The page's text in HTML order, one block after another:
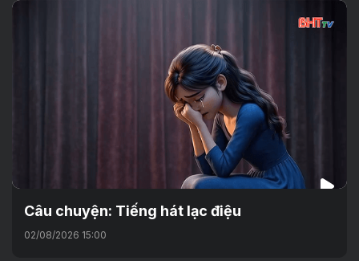
Câu chuyện: Tiếng hát lạc điệu
02/08/2026 15:00